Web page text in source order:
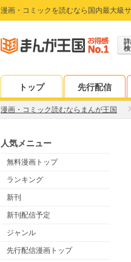
漫画・コミックを読むなら国内最大級
トップ 先行配信
漫画・コミック読むならまんが王国
人気メニュー
無料漫画トップ
ランキング
新刊
新刊配信予定
ジャンル
先行配信漫画トップ